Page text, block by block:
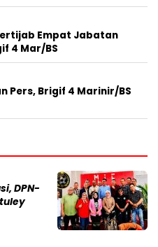
Empat Jabatan
4 Mar/BS
Pers, Brigif 4 Marinir/BS
DPN-